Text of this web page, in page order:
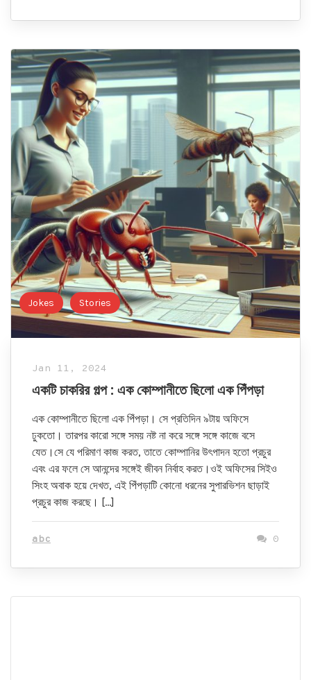
Jokes Stories
Jan 11, 2024
একটি চাকরির গল্প : এক কোম্পানীতে ছিলো এক পিঁপড়া
এক কোম্পানীতে ছিলো এক পিঁপড়া। সে প্রতিদিন ৯টায় অফিসে
ঢুকতো। তারপর কারো সঙ্গে সময় নষ্ট না করে সঙ্গে সঙ্গে কাজে বসে
যেত।সে যে পরিমাণ কাজ করত, তাতে কোম্পানির উৎপাদন হতো প্রচুর
এবং এর ফলে সে আনন্দের সঙ্গেই জীবন নির্বাহ করত।ওই অফিসের সিইও
সিংহ অবাক হয়ে দেখত, এই পিঁপড়াটি কোনো ধরনের সুপারভিশন ছাড়াই
প্রচুর কাজ করছে। […]
abc 0